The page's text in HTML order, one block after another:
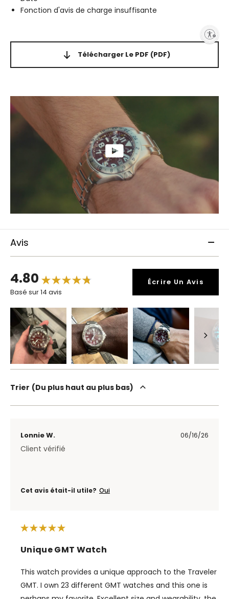
Fonction d'avis de charge insuffisante
Télécharger Le PDF (PDF)
Avis
4.80
Basé sur 14 avis
Écrire Un Avis
Trier Du plus haut au plus bas
Lonnie W. 06/16/26
Client vérifié
Cet avis était-il utile? Oui
Unique GMT Watch
This watch provides a unique approach to the Traveler
GMT. I own 23 different GMT watches and this one is